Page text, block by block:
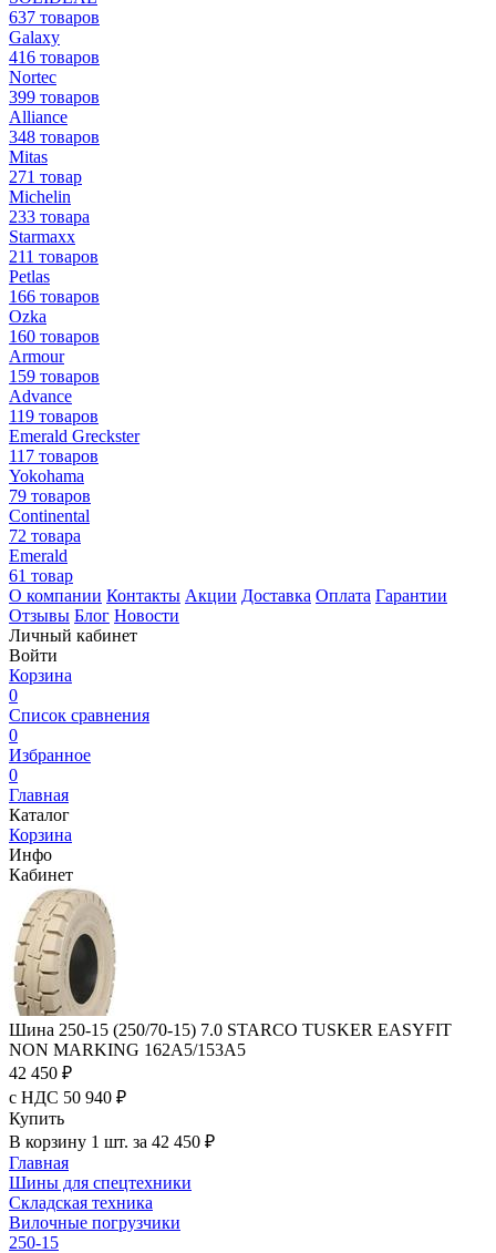
637 товаров
Galaxy
416 товаров
Nortec
399 товаров
Alliance
348 товаров
Mitas
271 товар
Michelin
233 товара
Starmaxx
211 товаров
Petlas
166 товаров
Ozka
160 товаров
Armour
159 товаров
Advance
119 товаров
Emerald Greckster
117 товаров
Yokohama
79 товаров
Continental
72 товара
Emerald
61 товар
О компании Контакты Акции Доставка Оплата Гарантии
Отзывы Блог Новости
Личный кабинет
Войти
Корзина
0
Список сравнения
0
Избранное
0
Главная
Каталог
Корзина
Инфо
Кабинет
Шина 250-15 (250/70-15) 7.0 STARCO TUSKER EASYFIT
NON MARKING 162A5/153A5
42 450 ₽
с НДС 50 940 ₽
Купить
В корзину 1 шт. за 42 450 ₽
Главная
Шины для спецтехники
Складская техника
Вилочные погрузчики
250-15